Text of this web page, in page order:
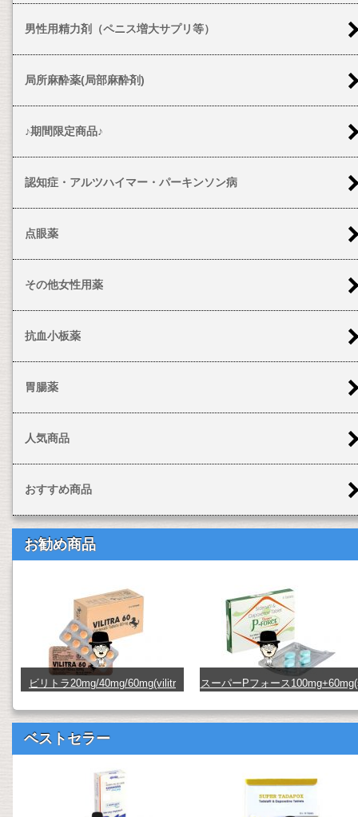
男性用精力剤（ペニス増大サプリ等）
局所麻酔薬(局部麻酔剤)
♪期間限定商品♪
認知症・アルツハイマー・パーキンソン病
点眼薬
その他女性用薬
抗血小板薬
胃腸薬
人気商品
おすすめ商品
お勧め商品
ビリトラ20mg/40mg/60mg(vilitr
スーパーPフォース
ベストセラー